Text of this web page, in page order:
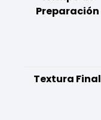
Preparación
Textura Final